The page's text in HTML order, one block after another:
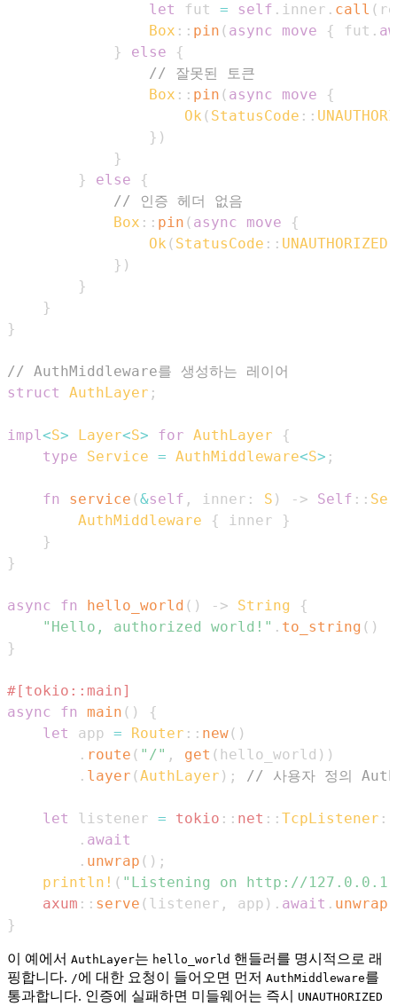
let
fut = self . inner . call (
Box :: pin ( async move { fut .
}
else
{
// 잘못된 토큰
Box :: pin ( async move
{
Ok ( StatusCode ::
} )
}
}
else
{
// 인증 헤더 없음
Box :: pin ( async move
{
Ok ( StatusCode :: UNAUTHORIZED
} )
}
}
}
// AuthMiddleware를 생성하는 레이어
struct
AuthLayer ;
impl<S> Layer<S> for AuthLayer
{
type
Service = AuthMiddleware<S> ;
fn service (&self , inner : S ) -> Self ::
AuthMiddleware
{ inner
}
}
}
async fn hello_world ( ) -> String
{
"Hello, authorized world!" . to_string ( )
}
#[tokio::main]
async
fn main ( )
{
let
app = Router :: new( )
. route ( "/" , get ( hello_world ) )
. layer (AuthLayer ) ; // 사용자 정의
let listener = tokio :: net :: TcpListener ::
. await
. unwrap ( ) ;
println! ( "Listening on http://
axum :: serve ( listener , app ) . await . unwrap
}
이 예에서 AuthLayer는 hello_world 핸들러를 명시적으로 래
핑합니다. /에 대한 요청이 들어오면 먼저 AuthMiddleware를
통과합니다. 인증에 실패하면 미들웨어는 즉시
UNAUTHORIZED